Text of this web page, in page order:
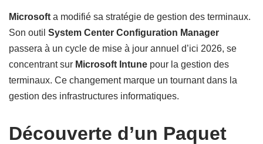
Microsoft a modifié sa stratégie de gestion des terminaux.
Son outil System Center Configuration Manager
passera à un cycle de mise à jour annuel d’ici 2026, se
concentrant sur Microsoft Intune pour la gestion des
terminaux. Ce changement marque un tournant dans la
gestion des infrastructures informatiques.
Découverte d’un Paquet